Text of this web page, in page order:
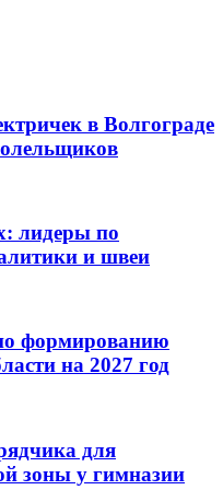
в Волгограде
лидеры по
и швеи
формированию
на 2027 год
для
зоны у гимназии